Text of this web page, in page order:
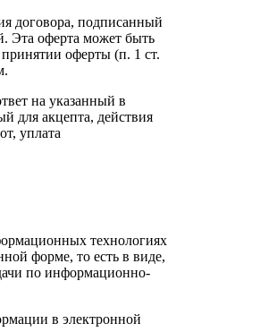
договора, подписанный
Эта оферта может быть
оферты (п. 1 ст.
на указанный в
для акцепта, действия
уплата
технологиях
форме, то есть в виде,
по информационно-
в электронной